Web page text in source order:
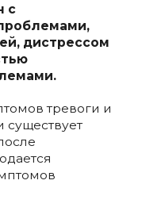
с
дистрессом
тревоги и
существует